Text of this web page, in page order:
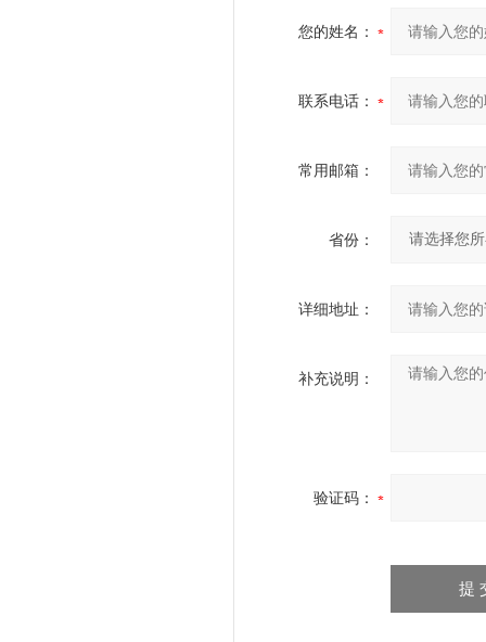
您的姓名：
联系电话：
常用邮箱：
省份：
详细地址：
补充说明：
验证码：